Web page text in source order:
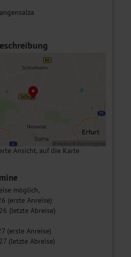
Ansicht, auf die Karte
möglich,
(erste Anreise)
(letzte Abreise)
(erste Anreise)
(letzte Abreise)